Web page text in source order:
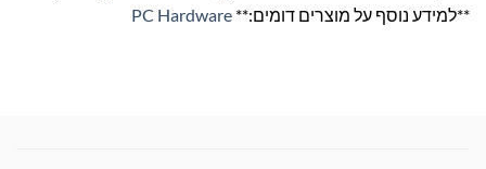
**למידע נוסף על מוצרים דומים:** PC Hardware